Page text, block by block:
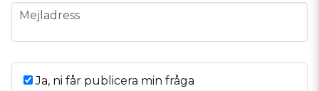
email
Mejladress
Ja, ni får publicera min fråga